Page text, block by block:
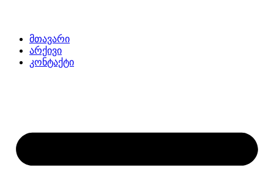
მთავარი
არქივი
კონტაქტი